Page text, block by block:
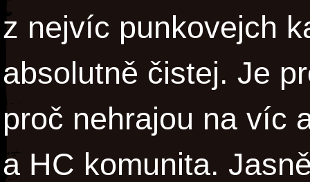
z nejvíc punkovejch
absolutně čistej. Je
proč nehrajou na víc
a HC komunita.